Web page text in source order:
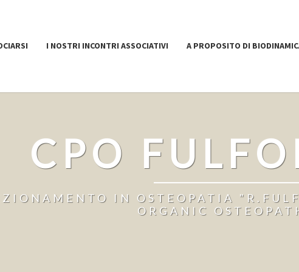
I NOSTRI INCONTRI ASSOCIATIVI A PROPOSITO DI
CPO
IN OSTEOPATIA
ORGANIC